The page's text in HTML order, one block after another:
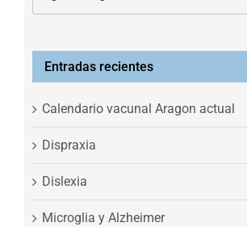
Entradas recientes
Calendario vacunal Aragon actual
Dispraxia
Dislexia
Microglia y Alzheimer